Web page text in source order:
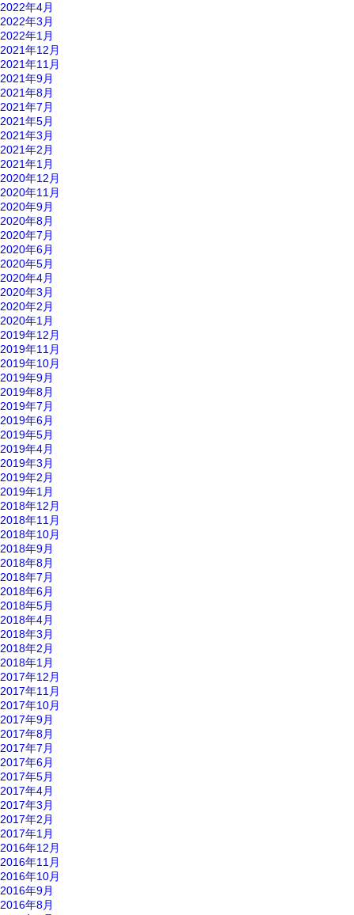
2022年4月
2022年3月
2022年1月
2021年12月
2021年11月
2021年9月
2021年8月
2021年7月
2021年5月
2021年3月
2021年2月
2021年1月
2020年12月
2020年11月
2020年9月
2020年8月
2020年7月
2020年6月
2020年5月
2020年4月
2020年3月
2020年2月
2020年1月
2019年12月
2019年11月
2019年10月
2019年9月
2019年8月
2019年7月
2019年6月
2019年5月
2019年4月
2019年3月
2019年2月
2019年1月
2018年12月
2018年11月
2018年10月
2018年9月
2018年8月
2018年7月
2018年6月
2018年5月
2018年4月
2018年3月
2018年2月
2018年1月
2017年12月
2017年11月
2017年10月
2017年9月
2017年8月
2017年7月
2017年6月
2017年5月
2017年4月
2017年3月
2017年2月
2017年1月
2016年12月
2016年11月
2016年10月
2016年9月
2016年8月